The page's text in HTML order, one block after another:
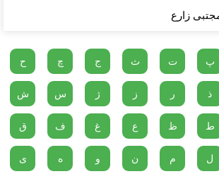
زارع
پ ت ث ج چ ح
ذ ر ز ژ س ش
ط ظ ع غ ف ق
ل م ن و ه ی